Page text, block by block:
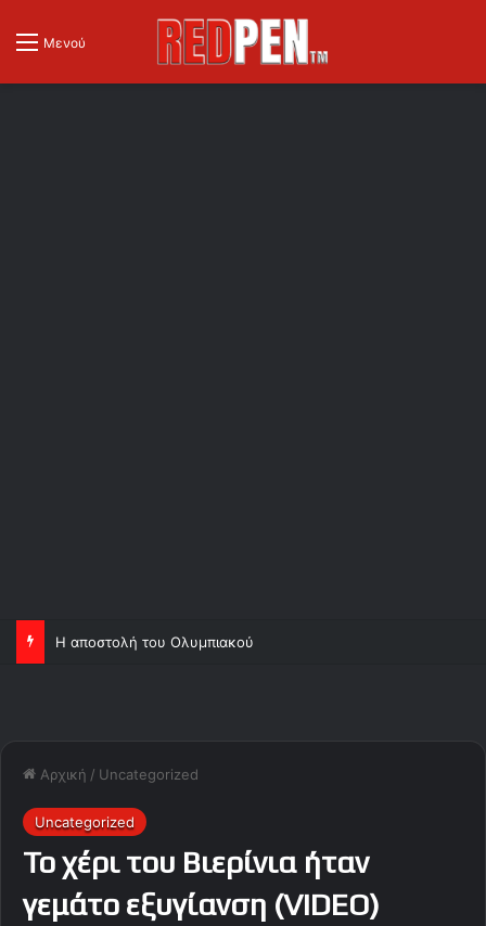
Μενού
Η αποστολή του Ολυμπιακού
Αρχική / Uncategorized
Uncategorized
Το χέρι του Βιερίνια ήταν
γεμάτο εξυγίανση (VIDEO)